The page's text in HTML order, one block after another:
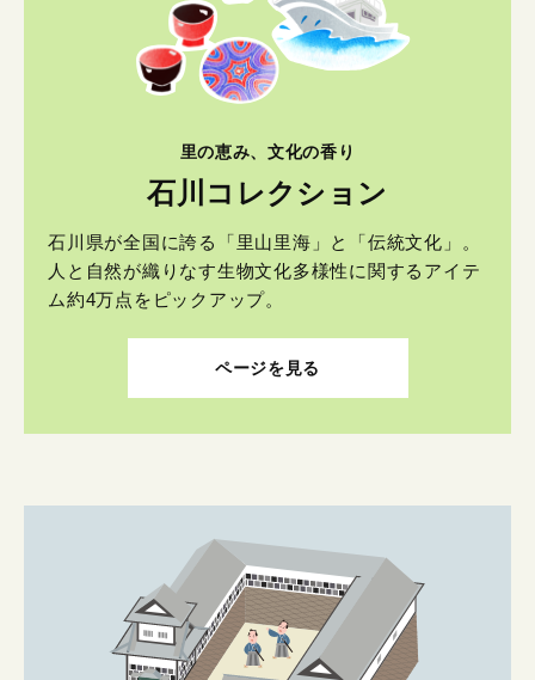
里の恵み、文化の香り
石川コレクション
石川県が全国に誇る「里山里海」と「伝統文化」。
人と自然が織りなす生物文化多様性に関するアイテ
ム約4万点をピックアップ。
ページを見る